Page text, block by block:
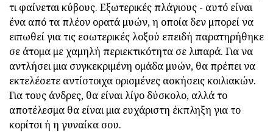
τι φαίνεται κύβους. Εξωτερικές πλάγιους - αυτό είναι
ένα από τα πλέον ορατά μυών, η οποία δεν μπορεί να
ειπωθεί για τις εσωτερικές λοξού επειδή παρατηρήθηκε
σε άτομα με χαμηλή περιεκτικότητα σε λιπαρά. Για να
αντλήσει μια συγκεκριμένη ομάδα μυών, θα πρέπει να
εκτελέσετε αντίστοιχα ορισμένες ασκήσεις κοιλιακών.
Για τους άνδρες, θα είναι λίγο δύσκολο, αλλά το
αποτέλεσμα θα είναι μια ευχάριστη έκπληξη για το
κορίτσι ή η γυναίκα σου.